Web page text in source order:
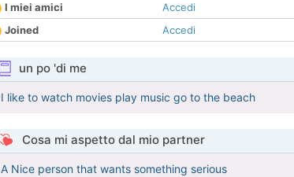
I miei amici
Accedi
Joined
Accedi
un po 'di me
I like to watch movies play music go to the beach
Cosa mi aspetto dal mio partner
A Nice person that wants something serious